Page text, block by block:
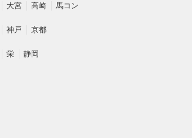
大宮 高崎 馬コン
神戸 京都
栄 静岡